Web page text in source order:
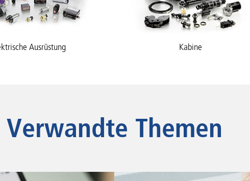
Ausrüstung Kabine
Verwandte Themen